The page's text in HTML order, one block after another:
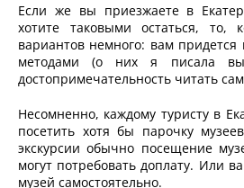
Если же вы приезжаете в
хотите таковыми остаться, то,
вариантов немного: вам придется
методами (о них я писала
достопримечательность читать
Несомненно, каждому туристу в
посетить хотя бы парочку
экскурсии обычно посещение
могут потребовать доплату. Или
музей самостоятельно.